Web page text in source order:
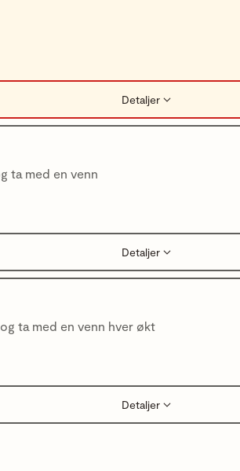
Detaljer
ta med en venn
Detaljer
ta med en venn hver økt
Detaljer